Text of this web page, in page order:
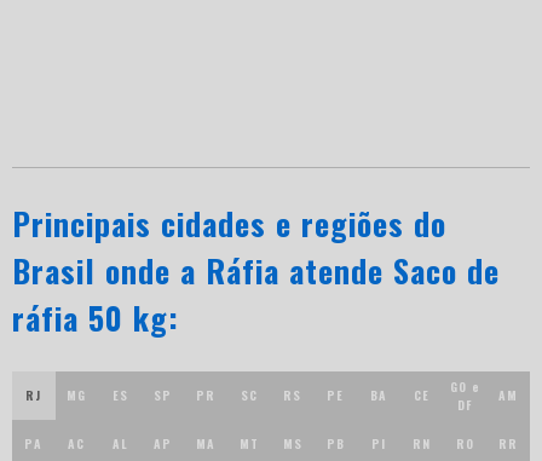
Principais cidades e regiões do
Brasil onde a Ráfia atende Saco de
ráfia 50 kg:
RJ MG ES SP PR SC RS PE BA CE
GO e
DF
AM
PA AC AL AP MA MT MS PB PI RN RO RR